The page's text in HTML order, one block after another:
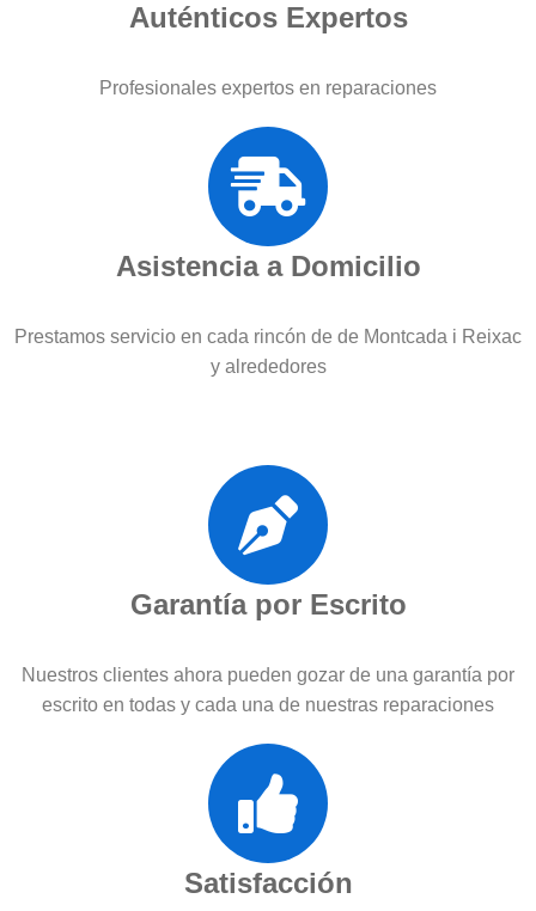
Auténticos Expertos
Profesionales expertos en reparaciones
Asistencia a Domicilio
Prestamos servicio en cada rincón de de Montcada i Reixac
y alrededores
Garantía por Escrito
Nuestros clientes ahora pueden gozar de una garantía por
escrito en todas y cada una de nuestras reparaciones
Satisfacción